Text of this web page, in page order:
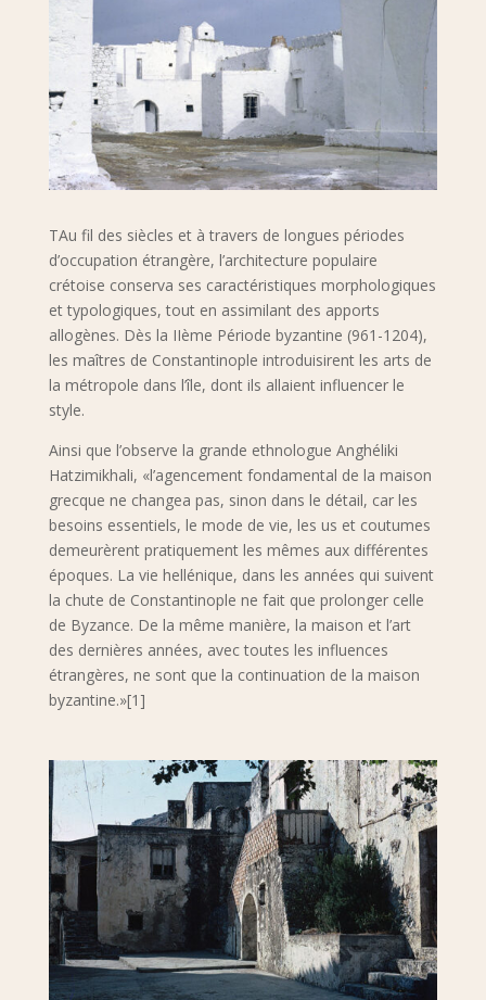
TAu fil des siècles et à travers de longues périodes
d’occupation étrangère, l’architecture populaire
crétoise conserva ses caractéristiques morphologiques
et typologiques, tout en assimilant des apports
allogènes. Dès la IIème Période byzantine (961-1204),
les maîtres de Constantinople introduisirent les arts de
la métropole dans l’île, dont ils allaient influencer le
style.
Ainsi que l’observe la grande ethnologue Anghéliki
Hatzimikhali, «l’agencement fondamental de la maison
grecque ne changea pas, sinon dans le détail, car les
besoins essentiels, le mode de vie, les us et coutumes
demeurèrent pratiquement les mêmes aux différentes
époques. La vie hellénique, dans les années qui suivent
la chute de Constantinople ne fait que prolonger celle
de Byzance. De la même manière, la maison et l’art
des dernières années, avec toutes les influences
étrangères, ne sont que la continuation de la maison
byzantine.»[1]